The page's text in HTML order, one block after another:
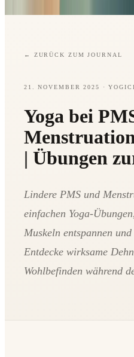
← ZURÜCK ZUM JOURNAL
21. NOVEMBER 2025 ·
Yoga bei
| Übungen
Lindere PMS und
einfachen Yoga-
Muskeln entspannen
Entdecke wirksame
Wohlbefinden während